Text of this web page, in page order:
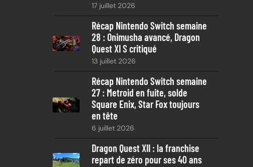
17 juillet 2026
Récap Nintendo Switch semaine
28 : Onimusha avancé, Dragon
Quest XI S critiqué
13 juillet 2026
Récap Nintendo Switch semaine
27 : Metroid en fuite, solde
Square Enix, Star Fox toujours
en tête
6 juillet 2026
Dragon Quest XII : la franchise
repart de zéro pour ses 40 ans